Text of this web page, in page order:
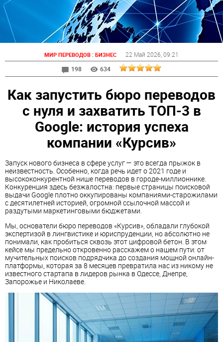
МИР ПЕРЕВОДОВ : БИЗНЕС 22 Май 2026 , 09:21
198
634
Как запустить бюро переводов
с нуля и захватить ТОП-3 в
Google: история успеха
компании «Курсив»
Запуск нового бизнеса в сфере услуг — это всегда прыжок в
неизвестность. Особенно, когда речь идет о 2021 годе и
высококонкурентной нише переводов в городе-миллионнике.
Конкуренция здесь безжалостна: первые страницы поисковой
выдачи Google плотно оккупированы компаниями-старожилами
с десятилетней историей, огромной ссылочной массой и
раздутыми маркетинговыми бюджетами.
Мы, основатели бюро переводов «Курсив», обладали глубокой
экспертизой в лингвистике и юриспруденции, но абсолютно не
понимали, как пробиться сквозь этот цифровой бетон. В этом
кейсе мы предельно откровенно расскажем о нашем пути: от
мучительных поисков подрядчика до создания мощной онлайн-
платформы, которая за 8 месяцев превратила нас из никому не
известного стартапа в лидеров рынка в Одессе, Днепре,
Запорожье и Николаеве.